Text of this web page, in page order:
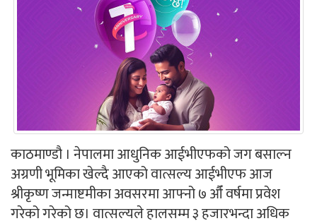
काठमाण्डौ । नेपालमा आधुनिक आईभीएफको जग बसाल्न
अग्रणी भूमिका खेल्दै आएको वात्सल्य आईभीएफ आज
श्रीकृष्ण जन्माष्टमीका अवसरमा आफ्नो ७ औँ वर्षमा प्रवेश
गरेको गरेको छ। वात्सल्यले हालसम्म ३ हजारभन्दा अधिक